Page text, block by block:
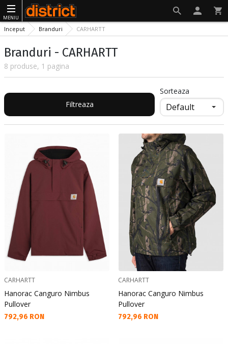
MENIU
Inceput Branduri CARHARTT
Branduri - CARHARTT
8 produse, 1 pagina
Filtreaza
Sorteaza
CARHARTT
Hanorac Canguro Nimbus
Pullover
Текуща цена:
792,96 RON
CARHARTT
Hanorac Canguro Nimbus
Pullover
Текуща цена:
792,96 RON